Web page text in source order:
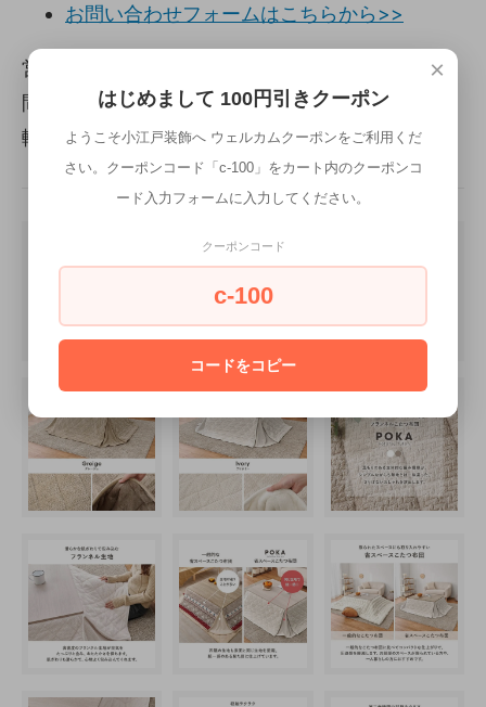
お問い合わせフォームはこちらから>>
営業時間は8:00~21:00ですが、少しくらい早い時
間でも、逆に遅い時間でも対応いたします。お気
軽にお問い合わせください。
×
はじめまして 100円引きクーポン
ようこそ小江戸装飾へ ウェルカムクーポンをご利用くだ
さい。クーポンコード「c-100」をカート内のクーポンコ
ード入力フォームに入力してください。
クーポンコード
c-100
コードをコピー